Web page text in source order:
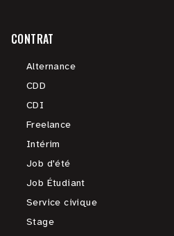
CONTRAT
Alternance
CDD
CDI
Freelance
Intérim
Job d'été
Job Étudiant
Service civique
Stage